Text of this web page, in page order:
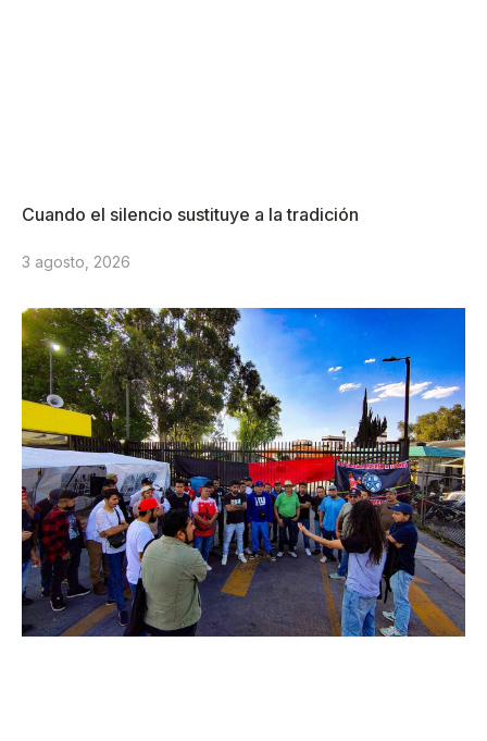
Cuando el silencio sustituye a la tradición
3 agosto, 2026